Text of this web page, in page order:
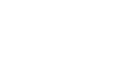
vertaislainaa on
jopa 10 000 euroon.
vertaislainaa voi nostaa.
muutamissa tuhansissa
lainasumman ja laina-
näkemykset sekä